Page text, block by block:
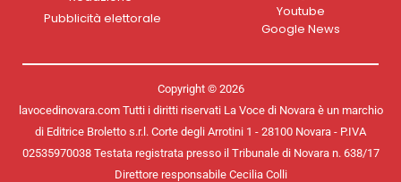
Pubblicità elettorale
Youtube
Google News
Copyright © 2026
lavocedinovara.com Tutti i diritti riservati La Voce di Novara è un marchio
di Editrice Broletto s.r.l. Corte degli Arrotini 1 - 28100 Novara - P.IVA
02535970038 Testata registrata presso il Tribunale di Novara n. 638/17
Direttore responsabile Cecilia Colli